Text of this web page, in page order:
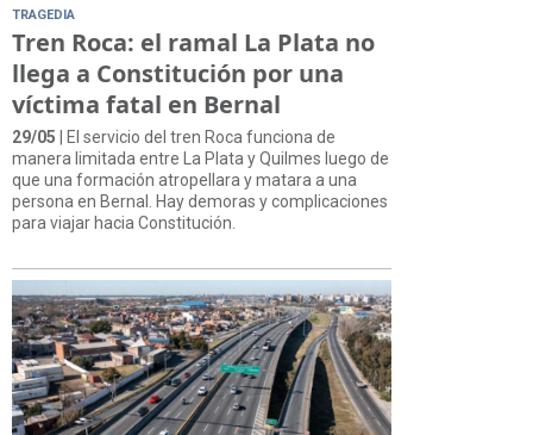
TRAGEDIA
Tren Roca: el ramal La Plata no
llega a Constitución por una
víctima fatal en Bernal
29/05 | El servicio del tren Roca funciona de
manera limitada entre La Plata y Quilmes luego de
que una formación atropellara y matara a una
persona en Bernal. Hay demoras y complicaciones
para viajar hacia Constitución.